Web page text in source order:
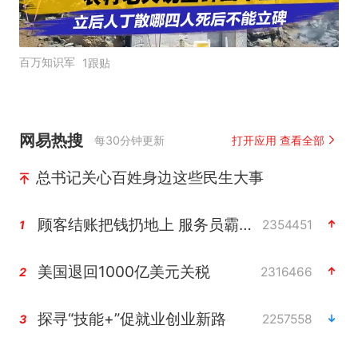
百万知识军 1跟贴
网易热搜 每30分钟更新 打开应用 查看全部
总书记关心百姓身边这些民生大事
1 顾客结账把钱扔地上 服务员霸气扔回 2354451
2 美国退回1000亿美元关税 2316466
3 探寻“技能+”促就业创业新路 2257558